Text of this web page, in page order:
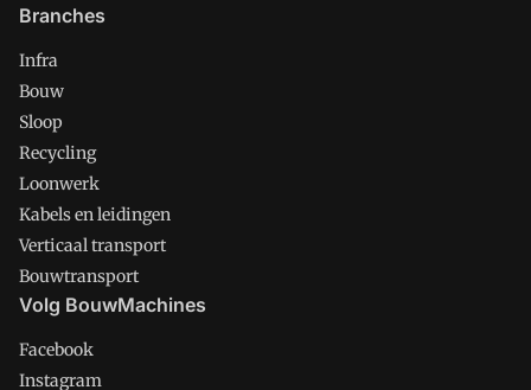
Branches
Infra
Bouw
Sloop
Recycling
Loonwerk
Kabels en leidingen
Verticaal transport
Bouwtransport
Volg BouwMachines
Facebook
Instagram